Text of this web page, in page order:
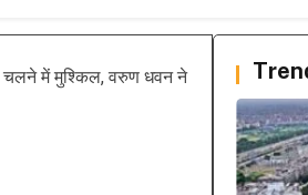
चलने में मुश्किल, वरुण धवन ने